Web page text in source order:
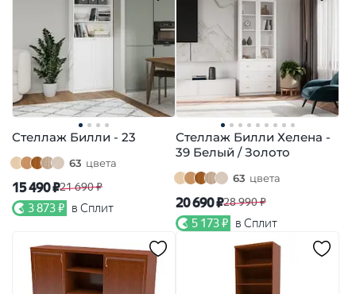
Стеллаж Билли - 23
63 цвета
15 490 ₽21 690 ₽
3 873 ₽ в Сплит
Стеллаж Билли Хелена -
39 Белый / Золото
63 цвета
20 690 ₽28 990 ₽
5 173 ₽ в Сплит